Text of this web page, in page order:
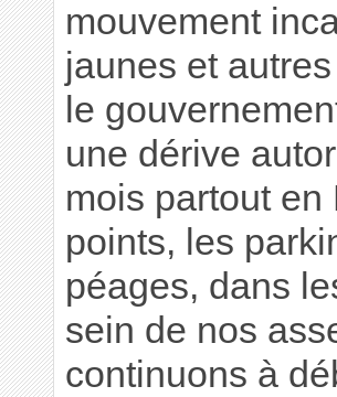
mouvement
jaunes et
le
une dérive
mois partout
points, les
péages, dans
sein de nos
continuons à